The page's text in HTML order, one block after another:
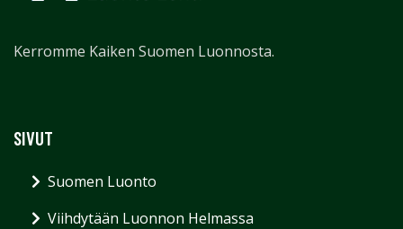
Kerromme Kaiken Suomen Luonnosta.
SIVUT
Suomen Luonto
Viihdytään Luonnon Helmassa